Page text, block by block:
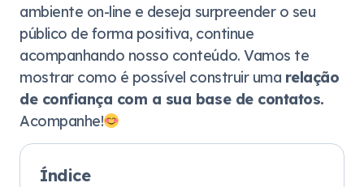
ambiente on-line e deseja surpreender o seu
público de forma positiva, continue
acompanhando nosso conteúdo. Vamos te
mostrar como é possível construir uma relação
de confiança com a sua base de contatos.
Acompanhe!
Índice